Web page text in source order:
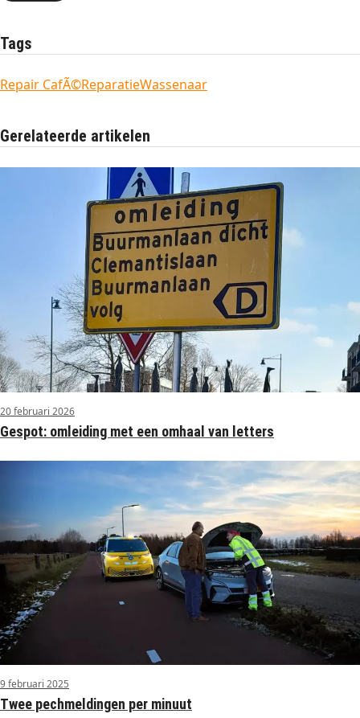
Tags
Repair CafÃ©ReparatieWassenaar
Gerelateerde artikelen
20 februari 2026
Gespot: omleiding met een omhaal van letters
9 februari 2025
Twee pechmeldingen per minuut